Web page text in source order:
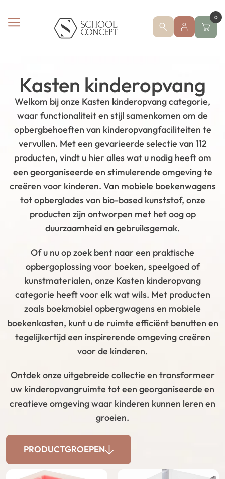
0
Kasten kinderopvang
Welkom bij onze Kasten kinderopvang categorie,
waar functionaliteit en stijl samenkomen om de
opbergbehoeften van kinderopvangfaciliteiten te
vervullen. Met een gevarieerde selectie van 112
producten, vindt u hier alles wat u nodig heeft om
een georganiseerde en stimulerende omgeving te
creëren voor kinderen. Van mobiele boekenwagens
tot opberglades van bio-based kunststof, onze
producten zijn ontworpen met het oog op
duurzaamheid en gebruiksgemak.
Of u nu op zoek bent naar een praktische
opbergoplossing voor boeken, speelgoed of
kunstmaterialen, onze Kasten kinderopvang
categorie heeft voor elk wat wils. Met producten
zoals boekmobiel opbergwagens en mobiele
boekenkasten, kunt u de ruimte efficiënt benutten en
tegelijkertijd een inspirerende omgeving creëren
voor de kinderen.
Ontdek onze uitgebreide collectie en transformeer
uw kinderopvangruimte tot een georganiseerde en
creatieve omgeving waar kinderen kunnen leren en
groeien.
PRODUCTGROEPEN